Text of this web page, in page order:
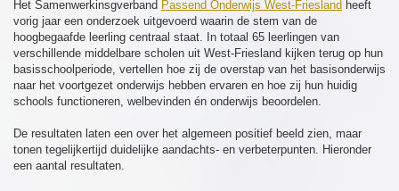
Het Samenwerkinsgverband Passend Onderwijs West-Friesland heeft
vorig jaar een onderzoek uitgevoerd waarin de stem van de
hoogbegaafde leerling centraal staat. In totaal 65 leerlingen van
verschillende middelbare scholen uit West-Friesland kijken terug op hun
basisschoolperiode, vertellen hoe zij de overstap van het basisonderwijs
naar het voortgezet onderwijs hebben ervaren en hoe zij hun huidig
schools functioneren, welbevinden én onderwijs beoordelen.
De resultaten laten een over het algemeen positief beeld zien, maar
tonen tegelijkertijd duidelijke aandachts- en verbeterpunten. Hieronder
een aantal resultaten.